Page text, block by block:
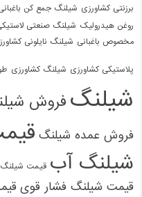
برزنتی کشاورزی شیلنگ جمع کن
روغن هیدرولیک شیلنگ صنعتی
مخصوص باغبانی شیلنگ نایلونی
پلاستیکی کشاورزی شیلنگ کشاورزی
شیلنگ فروش
فروش عمده شیلنگ
شیلنگ آب قیمت شیلنگ
قیمت شیلنگ فشار قوی